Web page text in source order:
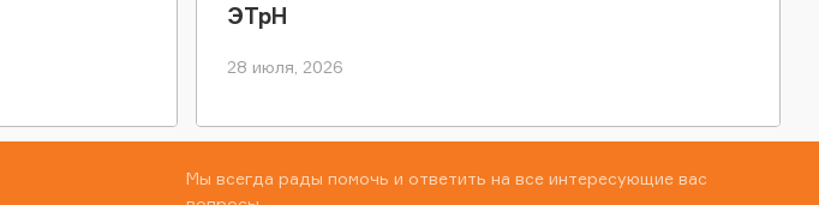
ЭТрН
28 июля, 2026
Мы всегда рады помочь и ответить на все интересующие вас